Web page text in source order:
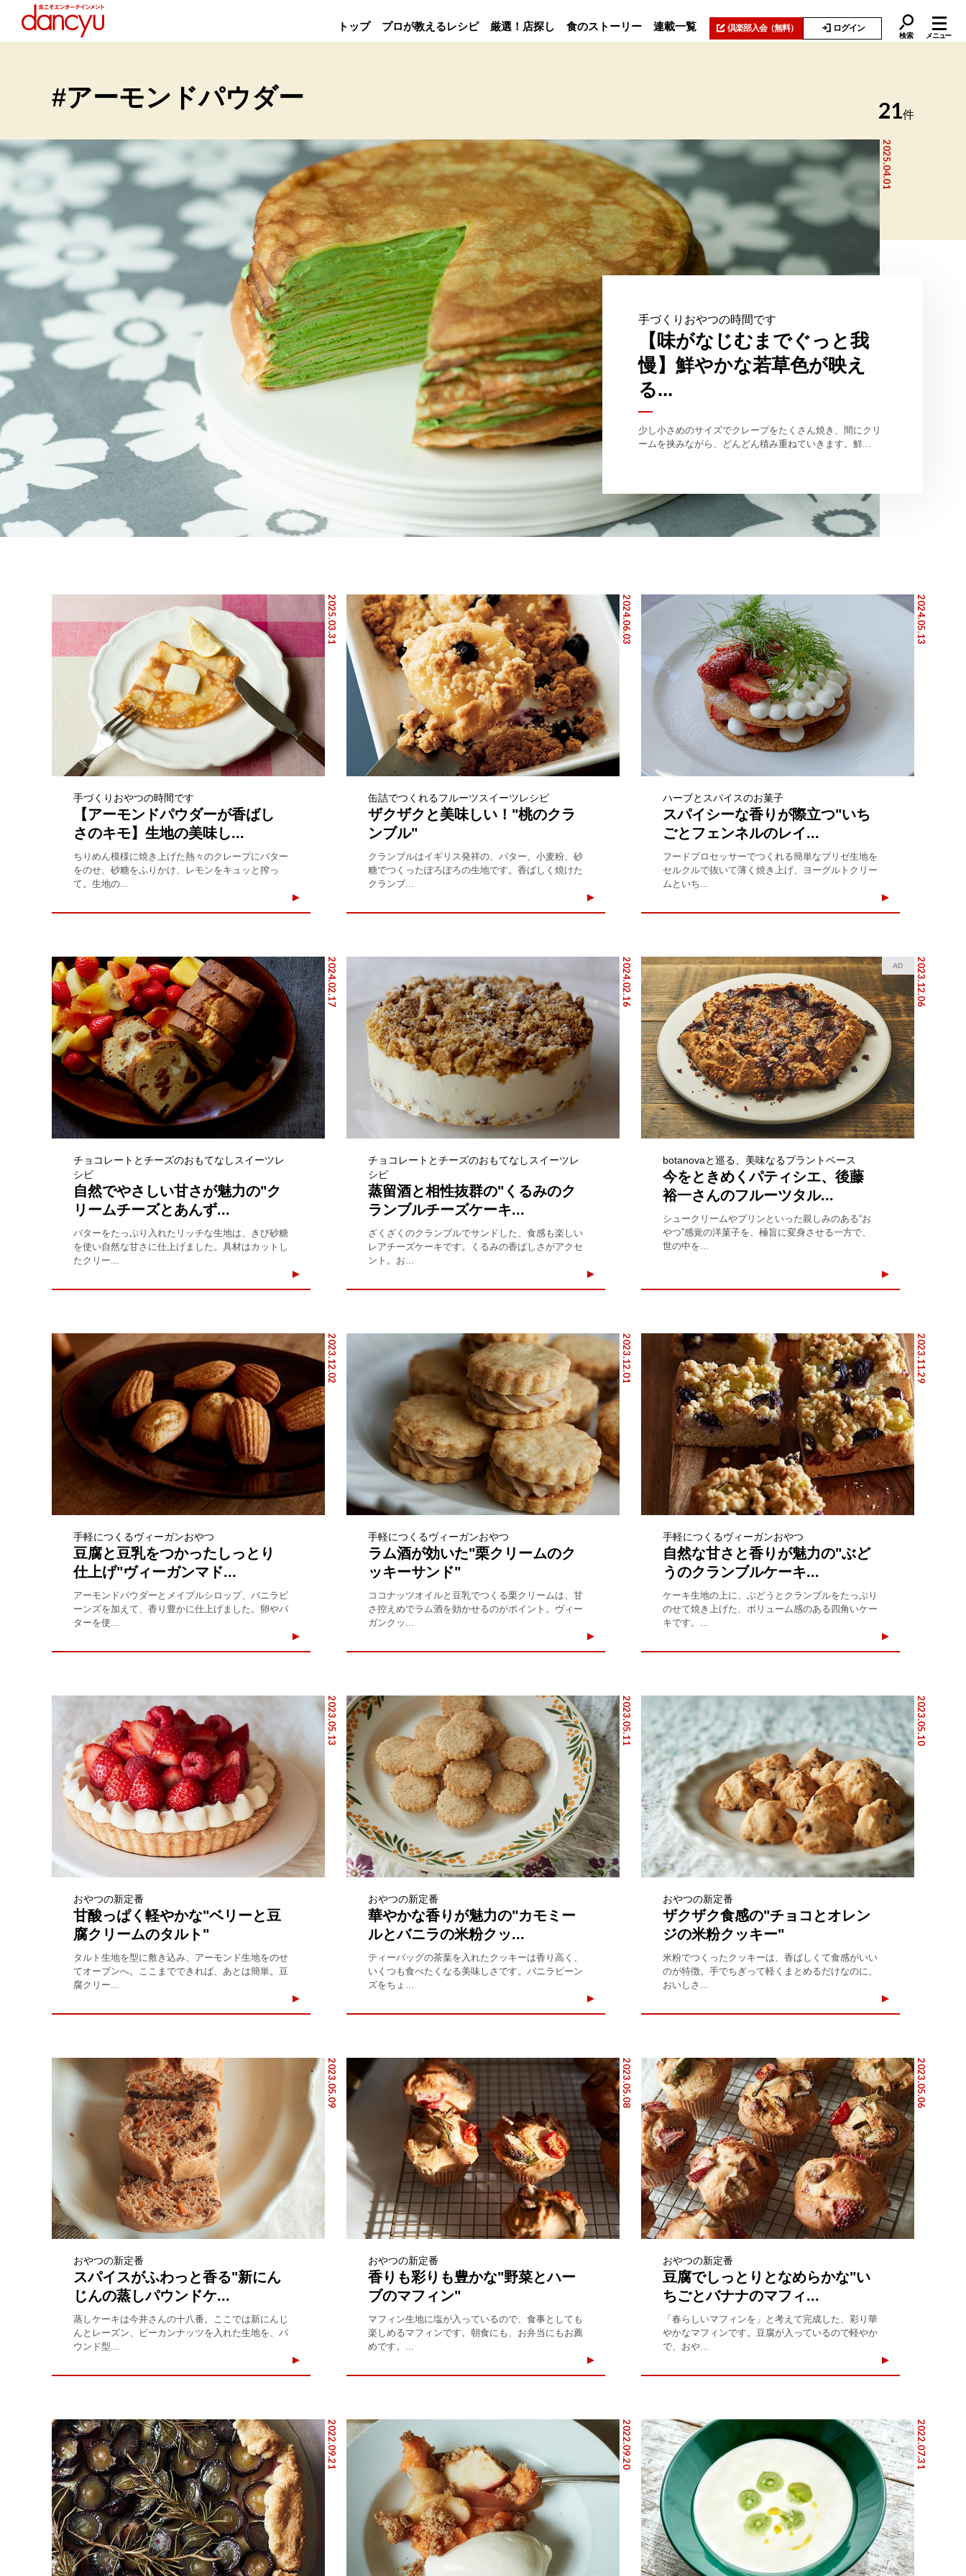
トップ プロが教えるレシピ 厳選！店探し 食のストーリー 連載一覧 倶楽部入会（無料） ログイン
検索 メニュー
#アーモンドパウダー 21件
2025.04.01
手づくりおやつの時間です
【味がなじむまでぐっと我
慢】鮮やかな若草色が映え
る...
少し小さめのサイズでクレープをたくさん焼き、間にクリ
ームを挟みながら、どんどん積み重ねていきます。鮮...
2025.03.31
手づくりおやつの時間です
【アーモンドパウダーが香ばし
さのキモ】生地の美味し...
ちりめん模様に焼き上げた熱々のクレープにバター
をのせ、砂糖をふりかけ、レモンをキュッと搾っ
て。生地の...
2024.06.03
缶詰でつくれるフルーツスイーツレシピ
ザクザクと美味しい！"桃のクラ
ンブル"
クランブルはイギリス発祥の、バター、小麦粉、砂
糖でつくったぽろぽろの生地です。香ばしく焼けた
クランブ...
2024.05.13
ハーブとスパイスのお菓子
スパイシーな香りが際立つ"いち
ごとフェンネルのレイ...
フードプロセッサーでつくれる簡単なブリゼ生地を
セルクルで抜いて薄く焼き上げ、ヨーグルトクリー
ムといち...
2024.02.17
チョコレートとチーズのおもてなしスイーツレ
シピ
自然でやさしい甘さが魅力の"ク
リームチーズとあんず...
バターをたっぷり入れたリッチな生地は、きび砂糖
を使い自然な甘さに仕上げました。具材はカットし
たクリー...
2024.02.16
チョコレートとチーズのおもてなしスイーツレ
シピ
蒸留酒と相性抜群の"くるみのク
ランブルチーズケーキ...
ざくざくのクランブルでサンドした、食感も楽しい
レアチーズケーキです。くるみの香ばしさがアクセ
ント。お...
2023.12.06
AD
botanovaと巡る、美味なるプラントベース
今をときめくパティシエ、後藤
裕一さんのフルーツタル...
シュークリームやプリンといった親しみのある“お
やつ”感覚の洋菓子を、極旨に変身させる一方で、
世の中を...
2023.12.02
手軽につくるヴィーガンおやつ
豆腐と豆乳をつかったしっとり
仕上げ"ヴィーガンマド...
アーモンドパウダーとメイプルシロップ、バニラビ
ーンズを加えて、香り豊かに仕上げました。卵やバ
ターを使...
2023.12.01
手軽につくるヴィーガンおやつ
ラム酒が効いた"栗クリームのク
ッキーサンド"
ココナッツオイルと豆乳でつくる栗クリームは、甘
さ控えめでラム酒を効かせるのがポイント。ヴィー
ガンクッ...
2023.11.29
手軽につくるヴィーガンおやつ
自然な甘さと香りが魅力の"ぶど
うのクランブルケーキ...
ケーキ生地の上に、ぶどうとクランブルをたっぷり
のせて焼き上げた、ボリューム感のある四角いケー
キです。...
2023.05.13
おやつの新定番
甘酸っぱく軽やかな"ベリーと豆
腐クリームのタルト"
タルト生地を型に敷き込み、アーモンド生地をのせ
てオーブンへ。ここまでできれば、あとは簡単。豆
腐クリー...
2023.05.11
おやつの新定番
華やかな香りが魅力の"カモミー
ルとバニラの米粉クッ...
ティーバッグの茶葉を入れたクッキーは香り高く、
いくつも食べたくなる美味しさです。バニラビーン
ズをちょ...
2023.05.10
おやつの新定番
ザクザク食感の"チョコとオレン
ジの米粉クッキー"
米粉でつくったクッキーは、香ばしくて食感がいい
のが特徴。手でちぎって軽くまとめるだけなのに、
おいしさ...
2023.05.09
おやつの新定番
スパイスがふわっと香る"新にん
じんの蒸しパウンドケ...
蒸しケーキは今井さんの十八番。ここでは新にんじ
んとレーズン、ピーカンナッツを入れた生地を、パ
ウンド型...
2023.05.08
おやつの新定番
香りも彩りも豊かな"野菜とハー
ブのマフィン"
マフィン生地に塩が入っているので、食事としても
楽しめるマフィンです。朝食にも、お弁当にもお薦
めです。...
2023.05.06
おやつの新定番
豆腐でしっとりとなめらかな"い
ちごとバナナのマフィ...
「春らしいマフィンを」と考えて完成した、彩り華
やかなマフィンです。豆腐が入っているので軽やか
で、おや...
2022.09.21 2022.09.20 2022.07.31